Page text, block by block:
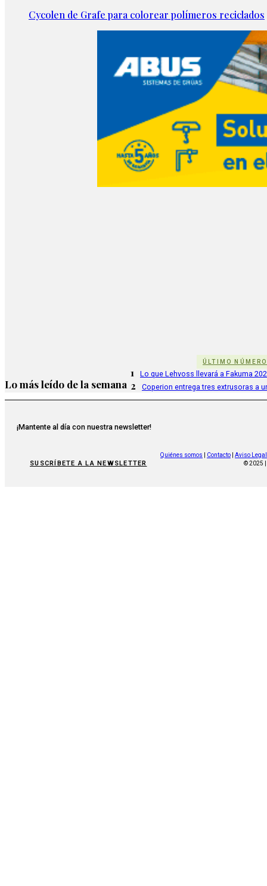
Cycolen de Grafe para colorear polímeros reciclados
ÚLTIMO NÚMERO
Lo más leído de la semana
1 Lo que Lehvoss llevará a Fakuma
2 Coperion entrega tres extrusoras a
¡Mantente al día con nuestra newsletter!
SUSCRÍBETE A LA NEWSLETTER
Quiénes somos Contacto
Aviso Legal
© 2025